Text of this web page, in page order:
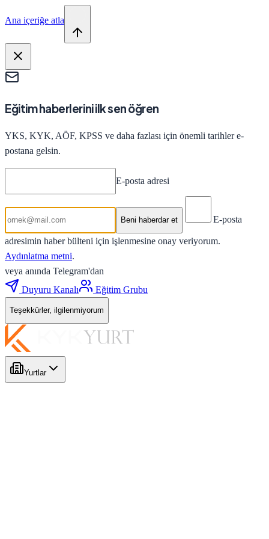
Ana içeriğe atla
Eğitim haberlerini ilk sen öğren
YKS, KYK, AÖF, KPSS ve daha fazlası için önemli tarihler e-
postana gelsin.
E-posta adresi
Beni haberdar et E-posta
adresimin haber bülteni için işlenmesine onay veriyorum.
Aydınlatma metni.
veya anında Telegram'dan
Duyuru Kanalı
Eğitim Grubu
Teşekkürler, ilgilenmiyorum
Yurtlar